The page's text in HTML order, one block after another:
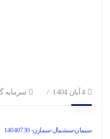
4 آبان 1404 سرمایه
سیمان-سشمال-سمازن- 14040730